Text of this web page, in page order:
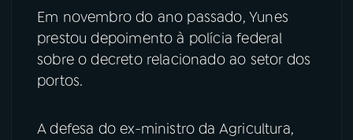
Em novembro do ano passado, Yunes
prestou depoimento à polícia federal
sobre o decreto relacionado ao setor dos
portos.
A defesa do ex-ministro da Agricultura,